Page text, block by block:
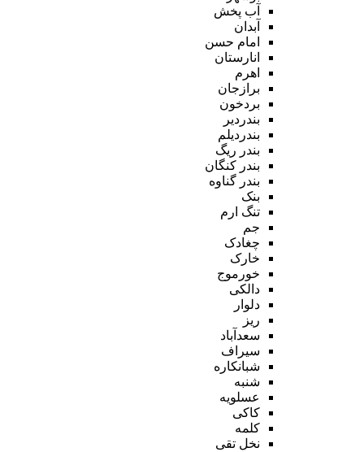
آب پخش
آبدان
امام حسن
انارستان
اهرم
برازجان
بردخون
بندردیر
بندردیلم
بندر ریگ
بندر کنگان
بندر گناوه
بنک
تنگ ارم
جم
چغادک
خارک
خورموج
دالکی
دلوار
ریز
سعدآباد
سیراف
شبانکاره
شنبه
عسلویه
کاکی
کلمه
نخل تقی